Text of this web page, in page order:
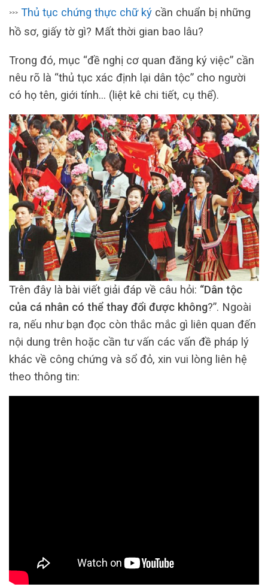
>>> Thủ tục chứng thực chữ ký cần chuẩn bị những
hồ sơ, giấy tờ gì? Mất thời gian bao lâu?
Trong đó, mục “đề nghị cơ quan đăng ký việc” cần
nêu rõ là “thủ tục xác định lại dân tộc” cho người
có họ tên, giới tính… (liệt kê chi tiết, cụ thể).
Trên đây là bài viết giải đáp về câu hỏi: “Dân tộc
của cá nhân có thể thay đổi được không?”. Ngoài
ra, nếu như bạn đọc còn thắc mắc gì liên quan đến
nội dung trên hoặc cần tư vấn các vấn đề pháp lý
khác về công chứng và sổ đỏ, xin vui lòng liên hệ
theo thông tin: